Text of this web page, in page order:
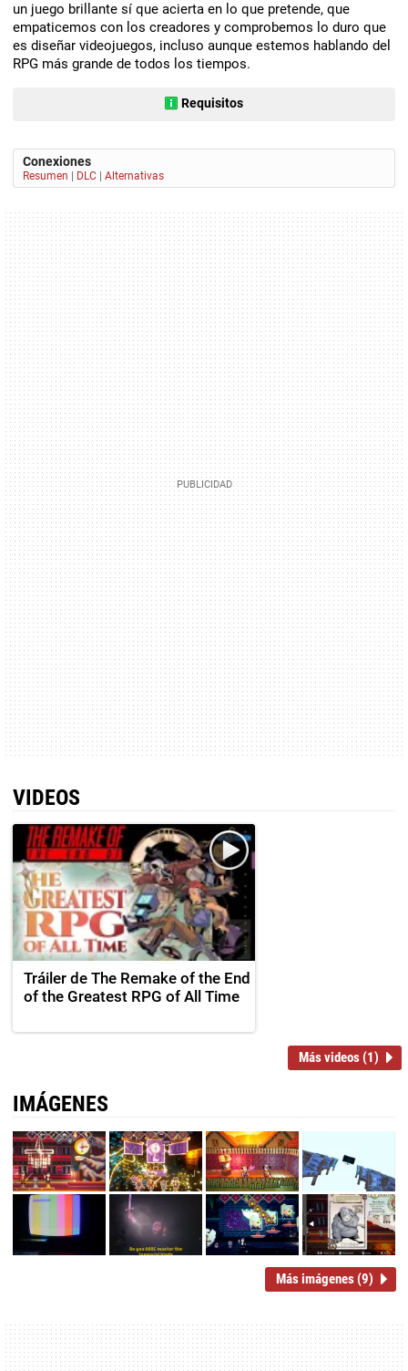
un juego brillante sí que acierta en lo que pretende, que
empaticemos con los creadores y comprobemos lo duro que
es diseñar videojuegos, incluso aunque estemos hablando del
RPG más grande de todos los tiempos.
Requisitos
Conexiones
Resumen DLC Alternativas
VIDEOS
Tráiler de The Remake of the End
of the Greatest RPG of All Time
Más videos (1)
IMÁGENES
Más imágenes (9)